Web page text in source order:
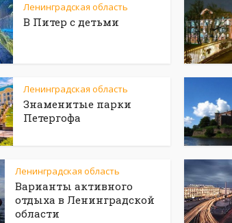
Ленинградская область
В Питер с детьми
Ленинградская область
Знаменитые парки
Петергофа
Ленинградская область
Варианты активного
отдыха в Ленинградской
области